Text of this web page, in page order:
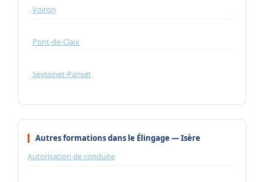
Voiron
Pont-de-Claix
Seyssinet-Pariset
Autres formations dans le Élingage — Isère
Autorisation de conduite